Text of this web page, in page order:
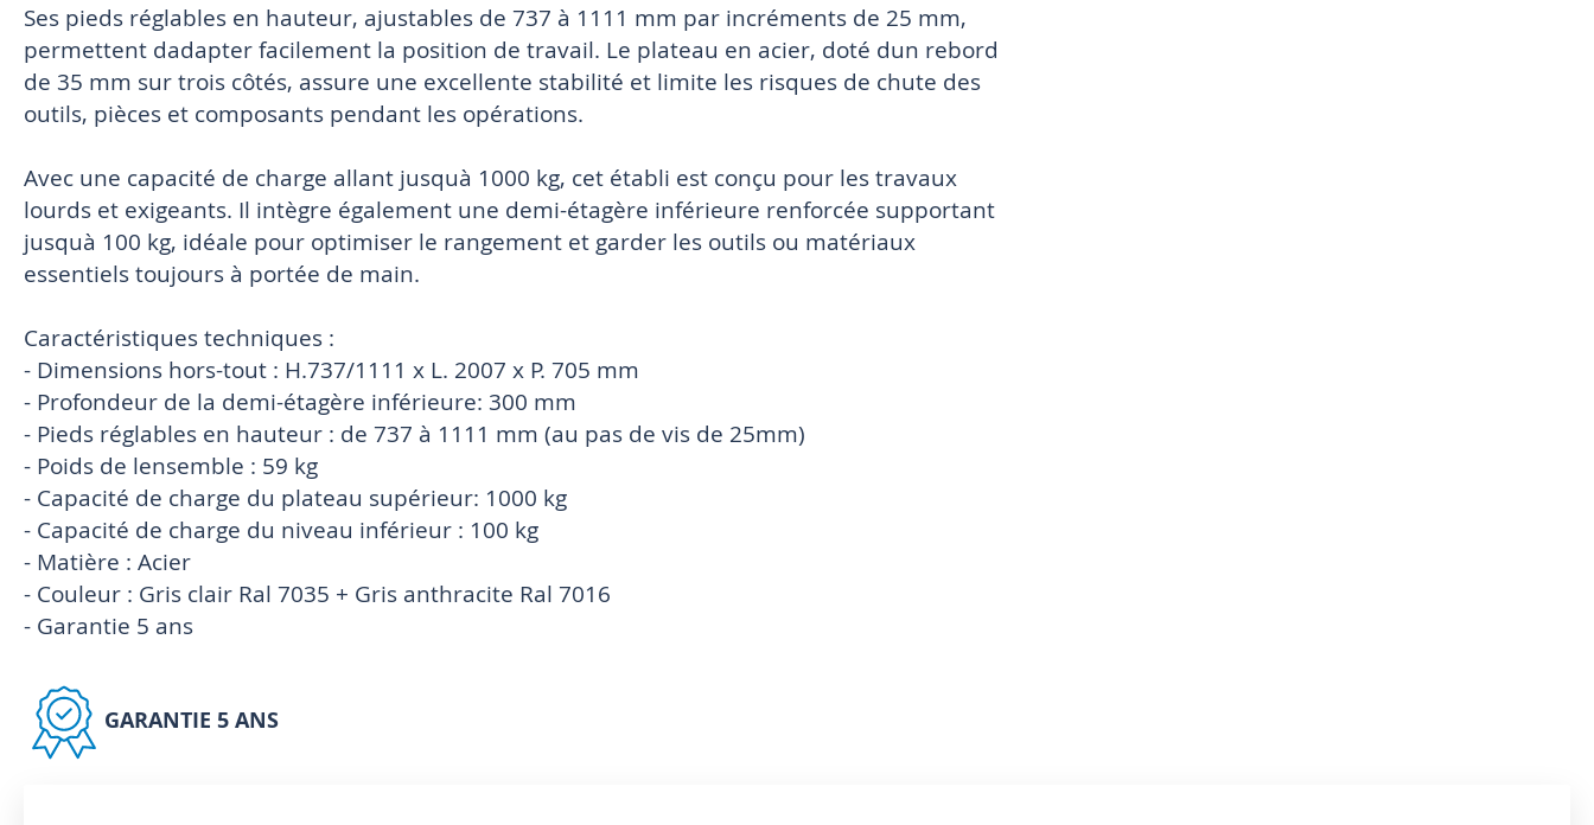
Ses pieds réglables en hauteur, ajustables de 737 à 1111 mm par incréments de 25 mm,
permettent dadapter facilement la position de travail. Le plateau en acier, doté dun rebord
de 35 mm sur trois côtés, assure une excellente stabilité et limite les risques de chute des
outils, pièces et composants pendant les opérations.
Avec une capacité de charge allant jusquà 1000 kg, cet établi est conçu pour les travaux
lourds et exigeants. Il intègre également une demi-étagère inférieure renforcée supportant
jusquà 100 kg, idéale pour optimiser le rangement et garder les outils ou matériaux
essentiels toujours à portée de main.
Caractéristiques techniques :
- Dimensions hors-tout : H.737/1111 x L. 2007 x P. 705 mm
- Profondeur de la demi-étagère inférieure: 300 mm
- Pieds réglables en hauteur : de 737 à 1111 mm (au pas de vis de 25mm)
- Poids de lensemble : 59 kg
- Capacité de charge du plateau supérieur: 1000 kg
- Capacité de charge du niveau inférieur : 100 kg
- Matière : Acier
- Couleur : Gris clair Ral 7035 + Gris anthracite Ral 7016
- Garantie 5 ans
GARANTIE 5 ANS